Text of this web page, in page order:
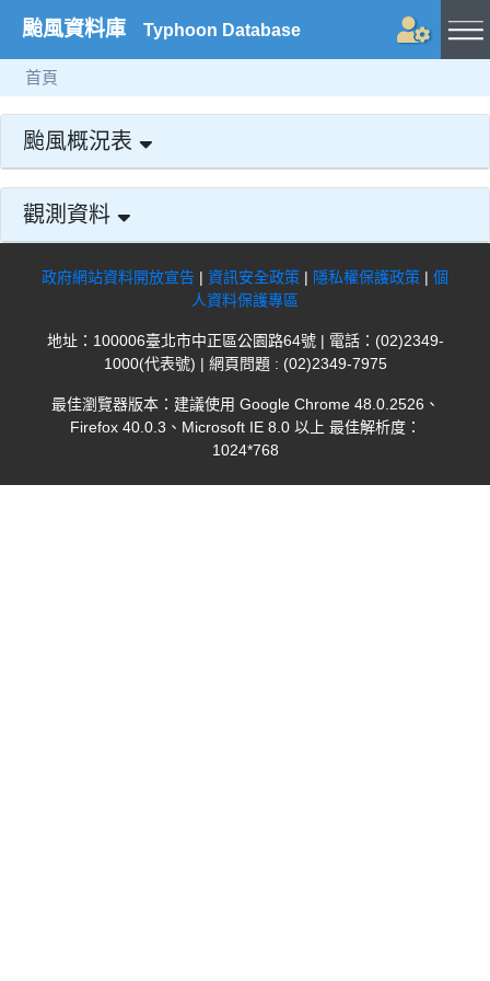
颱風資料庫 Typhoon Database
首頁
颱風概況表
觀測資料
政府網站資料開放宣告 | 資訊安全政策 | 隱私權保護政策 | 個
人資料保護專區
地址：100006臺北市中正區公園路64號 | 電話：(02)2349-
1000(代表號) | 網頁問題 : (02)2349-7975
最佳瀏覽器版本：建議使用 Google Chrome 48.0.2526、
Firefox 40.0.3、Microsoft IE 8.0 以上 最佳解析度：
1024*768